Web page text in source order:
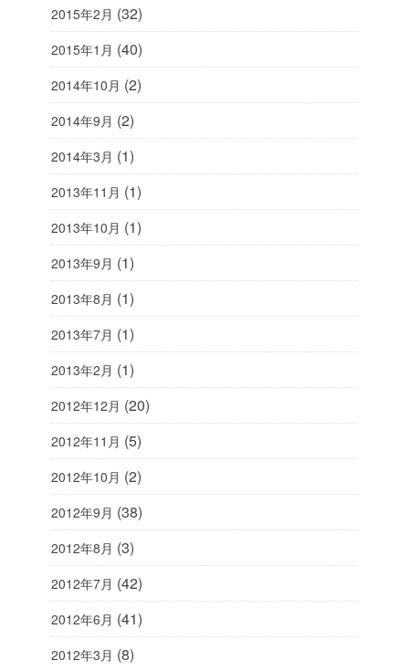
2015年2月 (32)
2015年1月 (40)
2014年10月 (2)
2014年9月 (2)
2014年3月 (1)
2013年11月 (1)
2013年10月 (1)
2013年9月 (1)
2013年8月 (1)
2013年7月 (1)
2013年2月 (1)
2012年12月 (20)
2012年11月 (5)
2012年10月 (2)
2012年9月 (38)
2012年8月 (3)
2012年7月 (42)
2012年6月 (41)
2012年3月 (8)